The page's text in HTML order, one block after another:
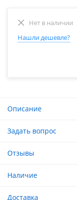
Нет в наличии
Нашли дешевле?
Описание
Задать вопрос
Отзывы
Наличие
Доставка